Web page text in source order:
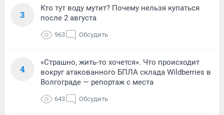
3
Кто тут воду мутит? Почему нельзя купаться
после 2 августа
963 Обсудить
4
«Страшно, жить-то хочется». Что происходит
вокруг атакованного БПЛА склада Wildberries в
Волгограде — репортаж с места
643 Обсудить